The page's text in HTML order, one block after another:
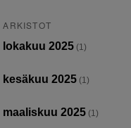
ARKISTOT
lokakuu 2025 (1)
kesäkuu 2025 (1)
maaliskuu 2025 (1)